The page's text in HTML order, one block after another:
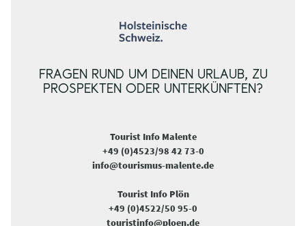
FRAGEN RUND UM DEINEN URLAUB, ZU
PROSPEKTEN ODER UNTERKÜNFTEN?
Tourist Info Malente
+49 (0)4523/98 42 73-0
info@tourismus-malente.de
Tourist Info Plön
+49 (0)4522/50 95-0
touristinfo@ploen.de